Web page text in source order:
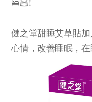
🛌🏻!
健之堂甜睡艾草貼
心情，改善睡眠，